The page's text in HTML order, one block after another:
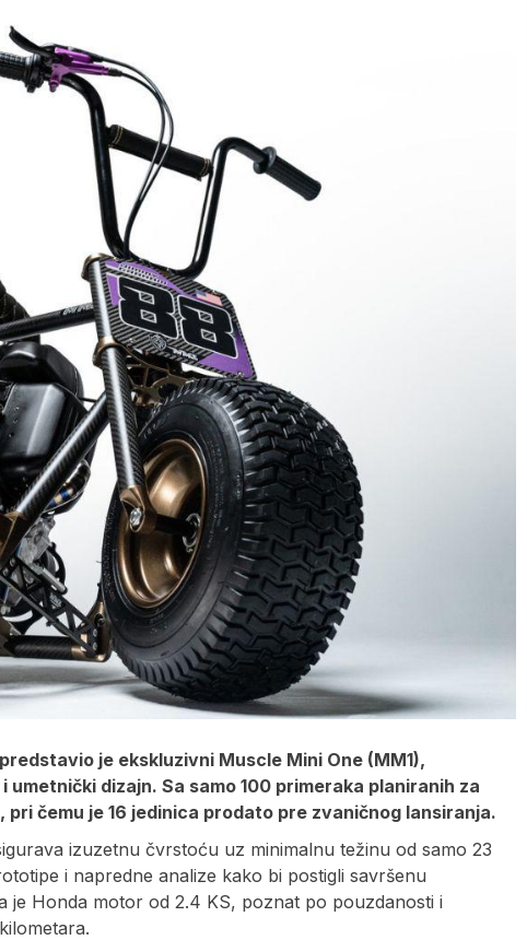
je ekskluzivni Muscle Mini One (MM1),
dizajn. Sa samo 100 primeraka planiranih za
čemu je 16 jedinica prodato pre zvaničnog lansiranja.
izuzetnu čvrstoću uz minimalnu težinu od samo 23
i napredne analize kako bi postigli savršenu
je Honda motor od 2.4 KS, poznat po pouzdanosti i